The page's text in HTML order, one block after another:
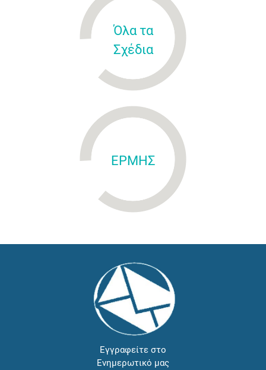
Όλα τα
Σχέδια
ΕΡΜΗΣ
Εγγραφείτε στο
Ενημερωτικό μας